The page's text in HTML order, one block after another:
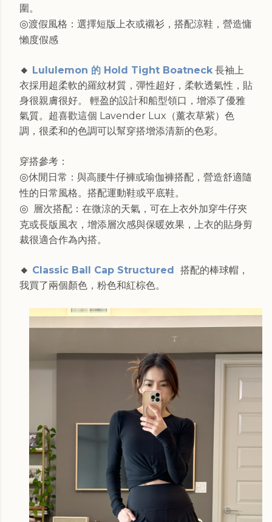
圍。
◎渡假風格：選擇短版上衣或襯衫，搭配涼鞋，營造慵
懶度假感
🔸 Lululemon 的 Hold Tight Boatneck長袖上
衣採用超柔軟的羅紋材質，彈性超好，柔軟透氣性，貼
身很親膚很好。 輕盈的設計和船型領口，增添了優雅
氣質。超喜歡這個 Lavender Lux（薰衣草紫）色
調，很柔和的色調可以幫穿搭增添清新的色彩。
穿搭參考：
◎休閒日常：與高腰牛仔褲或瑜伽褲搭配，營造舒適隨
性的日常風格。搭配運動鞋或平底鞋。
◎ 層次搭配：在微涼的天氣，可在上衣外加穿牛仔夾
克或長版風衣，增添層次感與保暖效果，上衣的貼身剪
裁很適合作為內搭。
🔸 Classic Ball Cap Structured 搭配的棒球帽，
我買了兩個顏色，粉色和紅棕色。